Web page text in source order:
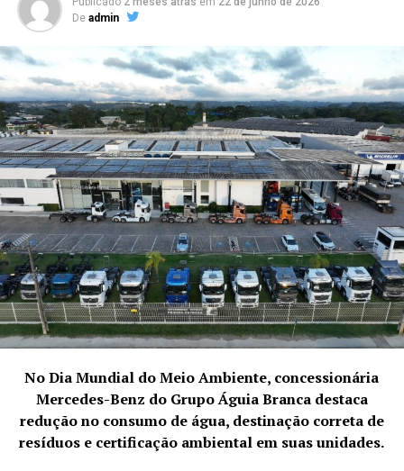
Site:https://moxmidia.com.br/
E-mail: moxmidia@moxmidia.com.br
Telefone/ Whatsapp:(41) 9 9735-5599
De admin
No Dia Mundial do Meio Ambiente, concessionária
Mercedes-Benz do Grupo Águia Branca destaca
redução no consumo de água, destinação correta de
resíduos e certificação ambiental em suas unidades.